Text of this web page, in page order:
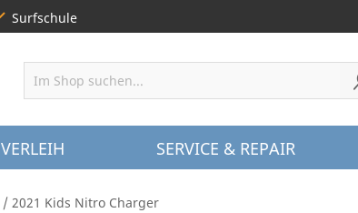
Surfschule
VERLEIH SERVICE & REPAIR
/ 2021 Kids Nitro Charger